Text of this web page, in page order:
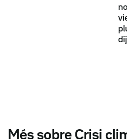
Més sobre Crisi